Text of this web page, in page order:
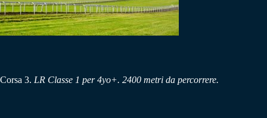
Corsa 3. LR Classe 1 per 4yo+. 2400 metri da percorrere.